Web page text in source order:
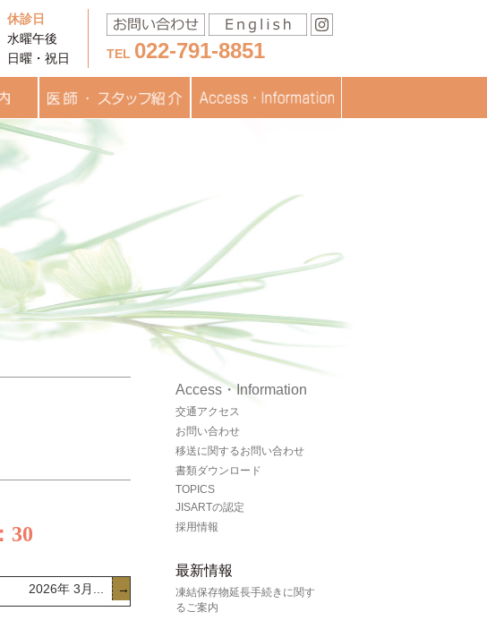
休診日
水曜午後
日曜・祝日
TEL 022-791-8851
を
医師・スタッフ紹介
チーム医療
スタッフブログ
Access・Information
交通アクセス
お問い合わせ
移送に関するお問い合わせ
書類ダウンロード
TOPICS
JISARTの認定
採用情報
最新情報
凍結保存物延長手続きに関す
るご案内
30
2026年 3月... →